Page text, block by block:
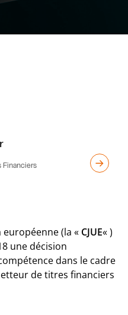
Financiers
européenne (la « CJUE« )
une décision
dans le cadre
de titres financiers